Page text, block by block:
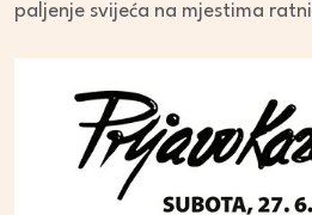
paljenje svijeća na mjestima